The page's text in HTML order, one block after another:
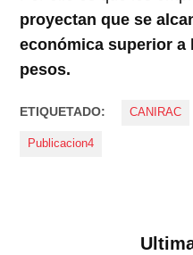
proyectan que se
económica superior a
pesos.
ETIQUETADO: CANIRAC
Publicacion4